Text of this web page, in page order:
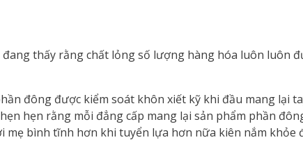
thấy rằng chất lỏng số lượng hàng hóa luôn luôn
đông được kiểm soát khôn xiết kỹ khi đầu mang lại
hẹn rằng mỗi đẳng cấp mang lại sản phẩm phần
mẹ bình tĩnh hơn khi tuyển lựa hơn nữa kiên nắm khỏe